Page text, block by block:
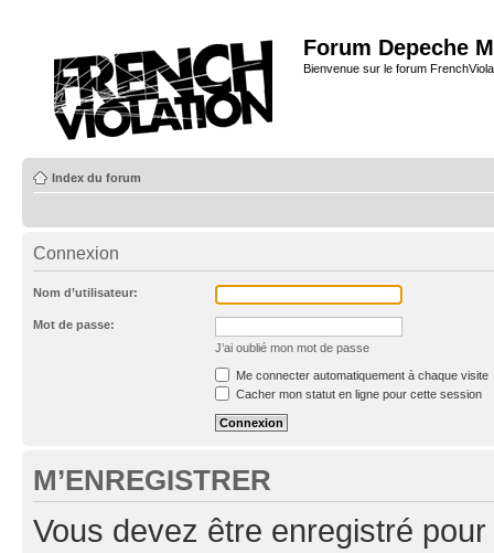
Forum Depeche
Bienvenue sur le forum
Index du forum
Connexion
Nom d’utilisateur:
Mot de passe:
J’ai oublié mon mot de passe
Me connecter automatiquement à chaque visite
Cacher mon statut en ligne pour cette session
M’ENREGISTRER
Vous devez être enregistré